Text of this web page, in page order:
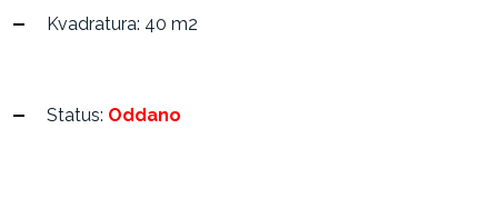
Kvadratura: 40 m2
Status: Oddano